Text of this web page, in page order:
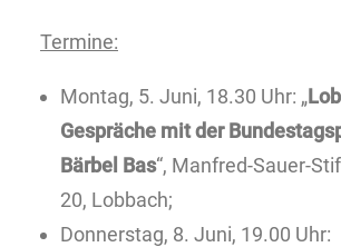
Termine:
Montag, 5. Juni, 18.30 Uhr: „
Gespräche mit der
Bärbel Bas“, Manfred-Sauer-
20, Lobbach;
Donnerstag, 8. Juni, 19.00 Uhr: